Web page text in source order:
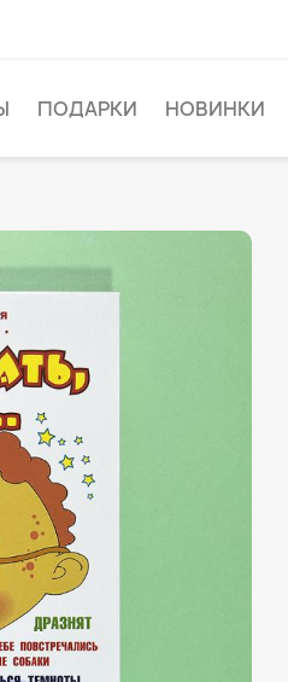
ПОДАРКИ НОВИНКИ